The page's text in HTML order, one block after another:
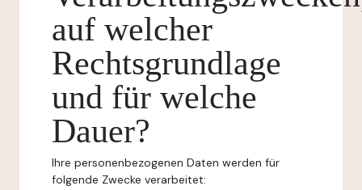
auf welcher
Rechtsgrundlage
und für welche
Dauer?
Ihre personenbezogenen Daten werden für
folgende Zwecke verarbeitet: